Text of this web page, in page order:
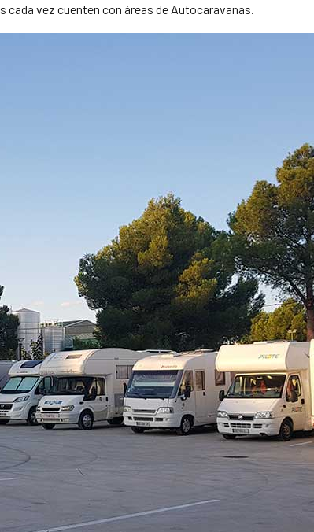
vez cuenten con áreas de Autocaravanas.